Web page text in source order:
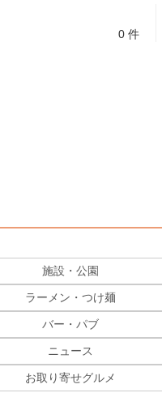
0 件
施設・公園
ラーメン・つけ麺
バー・パブ
ニュース
お取り寄せグルメ